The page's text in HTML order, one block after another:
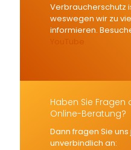
Verbraucherschutz
weswegen wir zu
informieren.
YouTube
Haben Sie Fragen
Online-Beratung?
Dann fragen Sie
unverbindlich an: